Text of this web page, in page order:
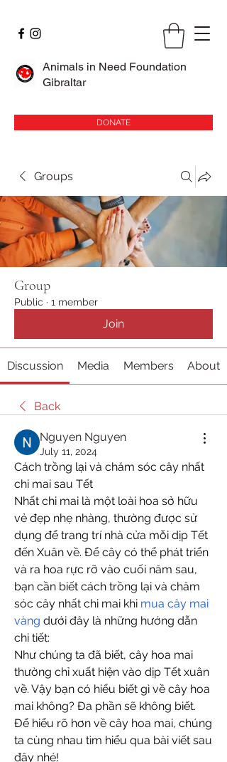
Animals in Need Foundation
Gibraltar
DONATE
Groups
Group
Public · 1 member
Join
Discussion Media Members About
Back
Nguyen Nguyen
July 11, 2024
Cách trồng lại và chăm sóc cây nhất
chi mai sau Tết
Nhất chi mai là một loài hoa sở hữu
vẻ đẹp nhẹ nhàng, thường được sử
dụng để trang trí nhà cửa mỗi dịp Tết
đến Xuân về. Để cây có thể phát triển
và ra hoa rực rỡ vào cuối năm sau,
bạn cần biết cách trồng lại và chăm
sóc cây nhất chi mai khi mua cây mai
vàng dưới đây là những hướng dẫn
chi tiết:
Như chúng ta đã biết, cây hoa mai
thường chỉ xuất hiện vào dịp Tết xuân
về. Vậy bạn có hiểu biết gì về cây hoa
mai không? Đa phần sẽ không biết.
Để hiểu rõ hơn về cây hoa mai, chúng
ta cùng nhau tìm hiểu qua bài viết sau
đây nhé!